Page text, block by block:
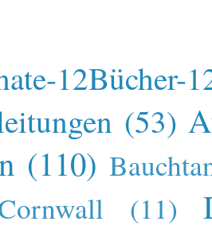
12Bücher-
(53)
(110)
(11)